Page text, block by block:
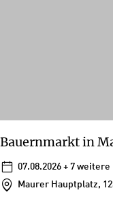
Bauernmarkt in
07.08.2026 + 7 weitere
Maurer Hauptplatz,